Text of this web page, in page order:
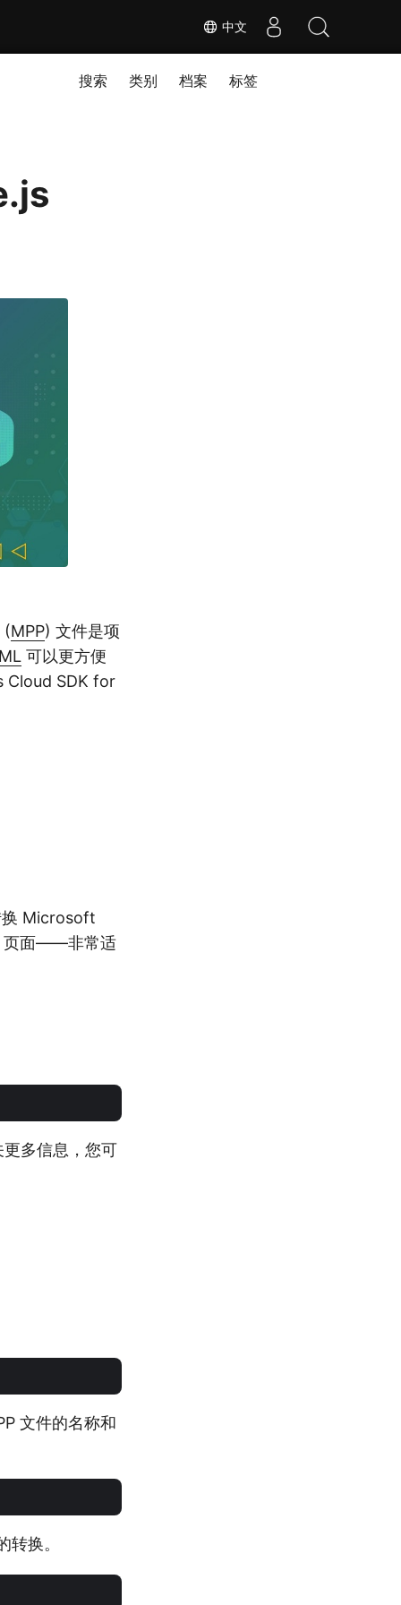
中文
搜索 类别 档案 标签
(MPP) 文件是项
可以更方便
Cloud SDK for
换 Microsoft
页面——非常适
多信息，您可
文件的名称和
换。